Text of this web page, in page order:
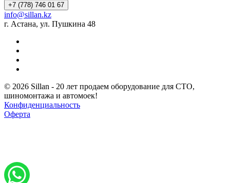
+7 (778) 746 01 67
info@sillan.kz
г. Астана, ул. Пушкина 48
© 2026 Sillan - 20 лет продаем оборудование для СТО,
шиномонтажа и автомоек!
Конфиденциальность
Оферта